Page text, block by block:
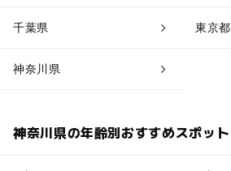
千葉県 東京都
神奈川県
神奈川県の年齢別おすすめスポット